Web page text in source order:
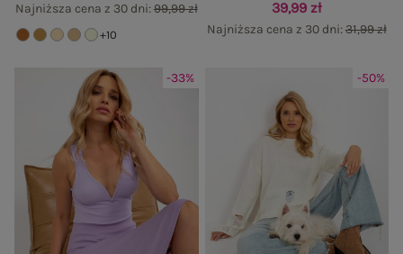
Najniższa cena z 30 dni:99,99 zł
+10
39,99 zł
Najniższa cena z 30 dni:31,99 zł
-33% -50%